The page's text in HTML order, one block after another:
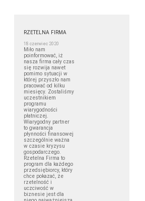
RZETELNA FIRMA
18 czerwiec 2020
Miło nam
poinformować, iż
nasza firma cały czas
się rozwija nawet
pomimo sytuacji w
której przyszło nam
pracować od kilku
miesięcy. Zostaliśmy
uczestnikiem
programu
wiarygodności
płatniczej.
Wiarygodny partner
to gwarancja
płynności finansowej
szczególnie ważna
w czasie kryzysu
gospodarczego.
Rzetelna Firma to
program dla każdego
przedsiębiorcy, który
chce pokazać, że
rzetelność i
uczciwość w
biznesie jest dla